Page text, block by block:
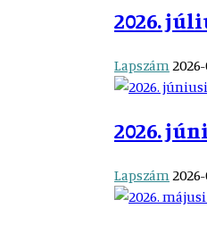
2026.
Lapszám
2026.
Lapszám